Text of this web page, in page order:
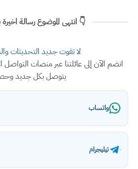
👇 انتهى الموضوع رسالة
لا تفوت جديد التحديثات
انضم الآن إلى عائلتنا عبر منصات
يتوصل بكل جديد
واتساب
تيليجرام